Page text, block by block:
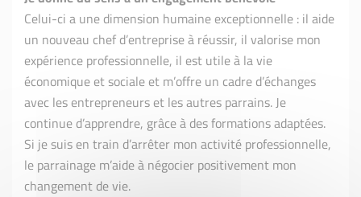
Celui-ci a une dimension humaine exceptionnelle : il aide
un nouveau chef d’entreprise à réussir, il valorise mon
expérience professionnelle, il est utile à la vie
économique et sociale et m’offre un cadre d’échanges
avec les entrepreneurs et les autres parrains. Je
continue d’apprendre, grâce à des formations adaptées.
Si je suis en train d’arrêter mon activité professionnelle,
le parrainage m’aide à négocier positivement mon
changement de vie.